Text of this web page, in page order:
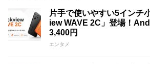
片手で使いやすい5インチ
iew WAVE 2C」登場！
3,400円
エンタメ